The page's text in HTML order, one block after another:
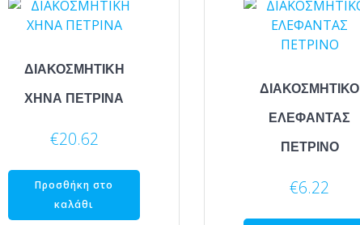
ΔΙΑΚΟΣΜΗΤΙΚΗ
ΧΗΝΑ ΠΕΤΡΙΝΑ
€20.62
Προσθήκη στο
καλάθι
ΔΙΑΚΟΣΜΗΤΙΚΟ
ΕΛΕΦΑΝΤΑΣ
ΠΕΤΡΙΝΟ
€6.22